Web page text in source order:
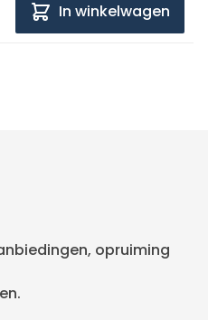
In winkelwagen
opruiming